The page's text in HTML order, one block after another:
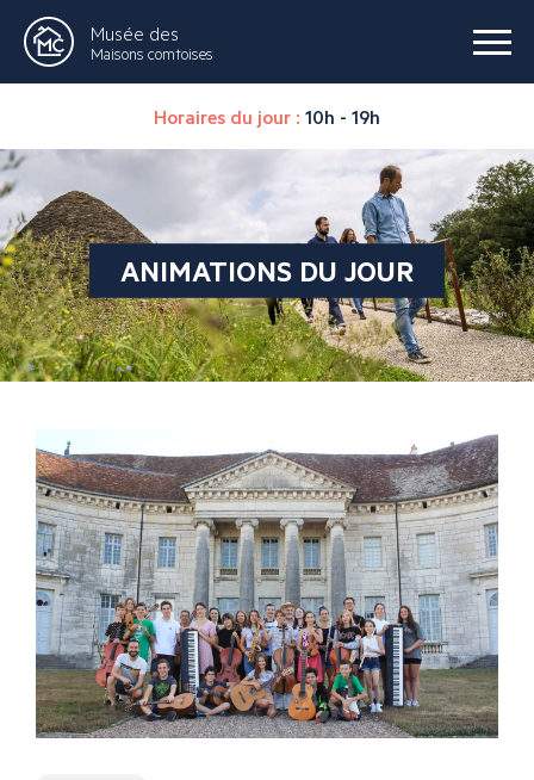
Musée des
Maisons comtoises
Horaires du jour : 10h - 19h
ANIMATIONS DU JOUR